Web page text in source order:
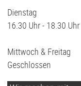
Dienstag
16.30 Uhr - 18.30 Uhr
Mittwoch & Freitag
Geschlossen